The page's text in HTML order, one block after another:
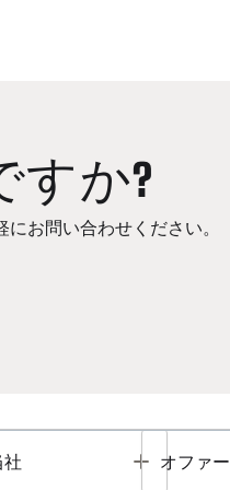
すか?
お問い合わせください。
社 Toggle
オファー